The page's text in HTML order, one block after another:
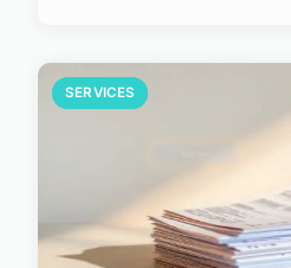
SERVICES